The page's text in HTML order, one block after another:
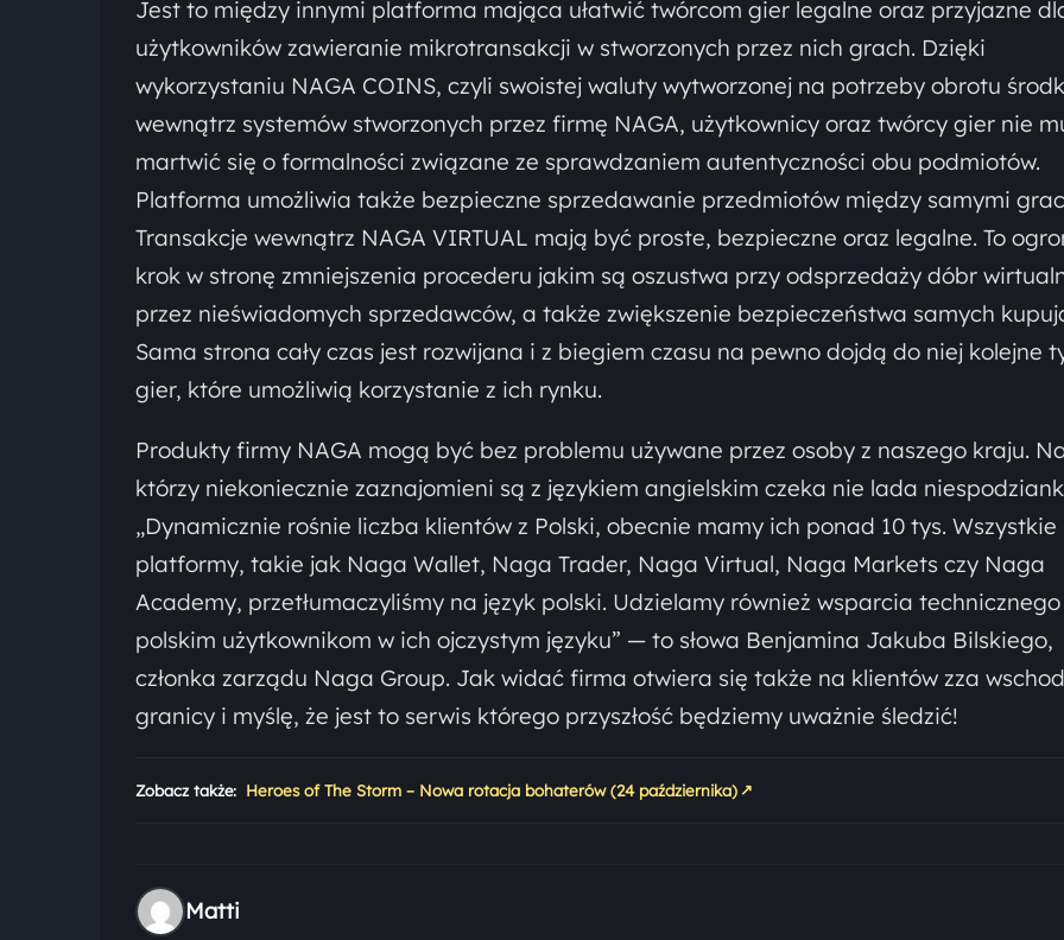
Jest to między innymi platforma mająca ułatwić twórcom gier legalne oraz przyjazne
użytkowników zawieranie mikrotransakcji w stworzonych przez nich grach. Dzięki
wykorzystaniu NAGA COINS, czyli swoistej waluty wytworzonej na potrzeby obrotu
wewnątrz systemów stworzonych przez firmę NAGA, użytkownicy oraz twórcy gier nie
martwić się o formalności związane ze sprawdzaniem autentyczności obu podmiotów.
Platforma umożliwia także bezpieczne sprzedawanie przedmiotów między samymi
Transakcje wewnątrz NAGA VIRTUAL mają być proste, bezpieczne oraz legalne. To
krok w stronę zmniejszenia procederu jakim są oszustwa przy odsprzedaży dóbr
przez nieświadomych sprzedawców, a także zwiększenie bezpieczeństwa samych
Sama strona cały czas jest rozwijana i z biegiem czasu na pewno dojdą do niej kolejne
gier, które umożliwią korzystanie z ich rynku.
Produkty firmy NAGA mogą być bez problemu używane przez osoby z naszego kraju.
którzy niekoniecznie zaznajomieni są z językiem angielskim czeka nie lada
„Dynamicznie rośnie liczba klientów z Polski, obecnie mamy ich ponad 10 tys. Wszystkie
platformy, takie jak Naga Wallet, Naga Trader, Naga Virtual, Naga Markets czy Naga
Academy, przetłumaczyliśmy na język polski. Udzielamy również wsparcia technicznego
polskim użytkownikom w ich ojczystym języku” — to słowa Benjamina Jakuba Bilskiego,
członka zarządu Naga Group. Jak widać firma otwiera się także na klientów zza
granicy i myślę, że jest to serwis którego przyszłość będziemy uważnie śledzić!
Zobacz także: Heroes of The Storm – Nowa rotacja bohaterów (24 października) ↗
Matti